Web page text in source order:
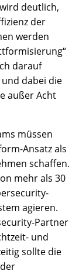
deutlich,
der
werden
darauf
dabei die
außer Acht
müssen
Ansatz als
schaffen.
mehr als 30
agieren.
Partner
und
sollte die